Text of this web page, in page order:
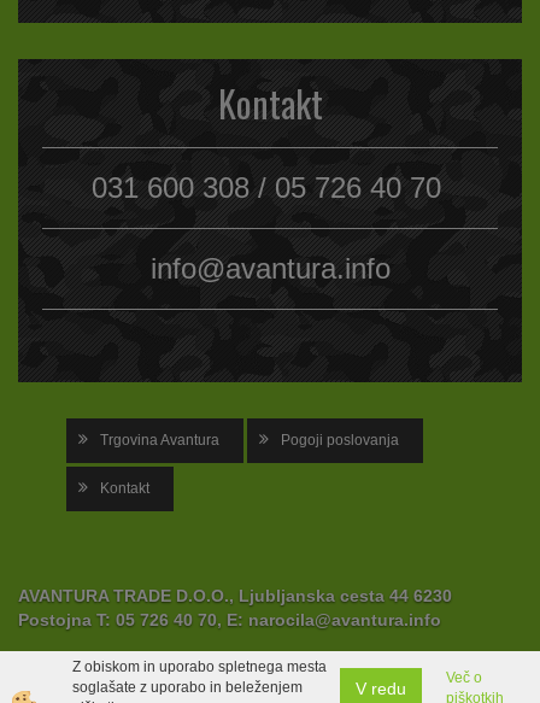
Kontakt
031 600 308 / 05 726 40 70
info@avantura.info
Trgovina Avantura Pogoji poslovanja
Kontakt
AVANTURA TRADE D.O.O., Ljubljanska cesta 44 6230
Postojna T: 05 726 40 70, E: narocila@avantura.info
Z obiskom in uporabo spletnega mesta
soglašate z uporabo in beleženjem
V redu
Več o
piškotkih